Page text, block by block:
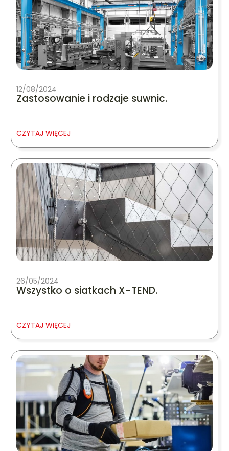
12/08/2024
Zastosowanie i rodzaje suwnic.
CZYTAJ WIĘCEJ
26/05/2024
Wszystko o siatkach X-TEND.
CZYTAJ WIĘCEJ